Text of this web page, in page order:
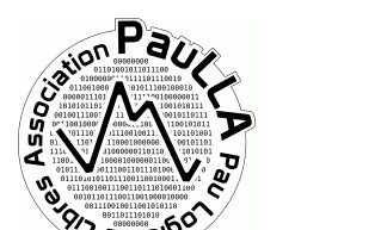
contenu.
Aller
à
la
navigation